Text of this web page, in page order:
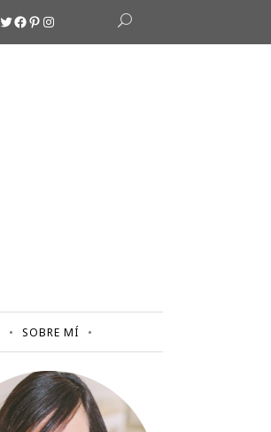
Twitter
Facebook
Pinterest
Instagram
SOBRE MÍ